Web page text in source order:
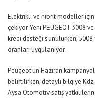
Elektrikli ve hibrit modeller
çekiyor. Yeni PEUGEOT 3008
kredi desteği sunulurken,
oranları uygulanıyor.
Peugeot’un Haziran
belirtilirken, detaylı bilgiye
Aysa Otomotiv satış